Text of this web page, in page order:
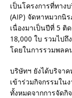
เป็นโครงการที่ทาง
(AIP) จัดหาหมวกนิ
เนื่องมาเป็นปีที่ 5 ติ
18,000 ใบ รวมไป
โดยในการรวมพลค
บริษัทฯ ยังได้บริจา
เข้าร่วมกิจกรรมใน
ทั้งหมดจากการจัดกิ